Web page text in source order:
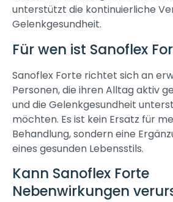
unterstützt die kontinuierliche
Gelenkgesundheit.
Für wen ist Sanoflex
Sanoflex Forte richtet sich an
Personen, die ihren Alltag aktiv
und die Gelenkgesundheit
möchten. Es ist kein Ersatz für
Behandlung, sondern eine
eines gesunden Lebensstils.
Kann Sanoflex Forte
Nebenwirkungen